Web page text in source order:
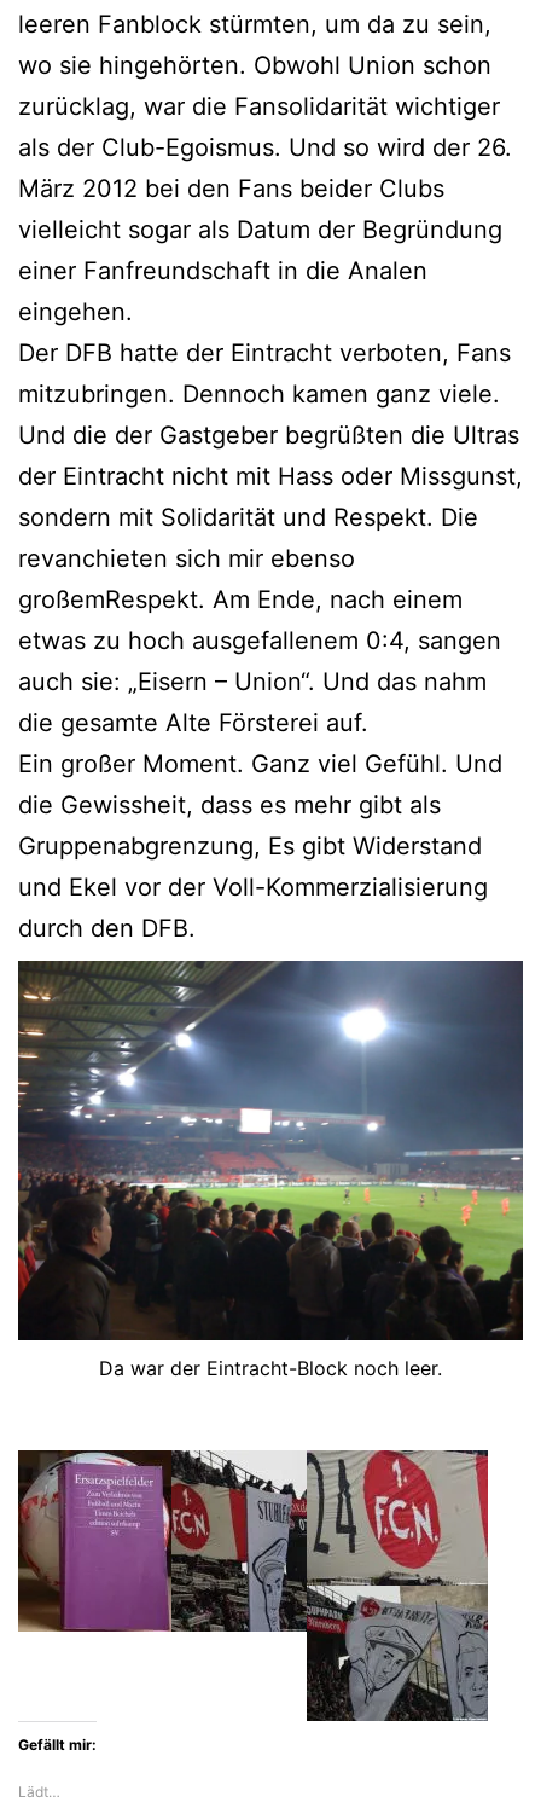
leeren Fanblock stürmten, um da zu sein,
wo sie hingehörten. Obwohl Union schon
zurücklag, war die Fansolidarität wichtiger
als der Club-Egoismus. Und so wird der 26.
März 2012 bei den Fans beider Clubs
vielleicht sogar als Datum der Begründung
einer Fanfreundschaft in die Analen
eingehen.
Der DFB hatte der Eintracht verboten, Fans
mitzubringen. Dennoch kamen ganz viele.
Und die der Gastgeber begrüßten die Ultras
der Eintracht nicht mit Hass oder Missgunst,
sondern mit Solidarität und Respekt. Die
revanchieten sich mir ebenso
großemRespekt. Am Ende, nach einem
etwas zu hoch ausgefallenem 0:4, sangen
auch sie: „Eisern – Union“. Und das nahm
die gesamte Alte Försterei auf.
Ein großer Moment. Ganz viel Gefühl. Und
die Gewissheit, dass es mehr gibt als
Gruppenabgrenzung, Es gibt Widerstand
und Ekel vor der Voll-Kommerzialisierung
durch den DFB.
Da war der Eintracht-Block noch leer.
Gefällt mir:
Lädt…